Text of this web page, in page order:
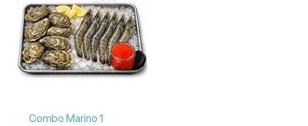
Combo Marino 1